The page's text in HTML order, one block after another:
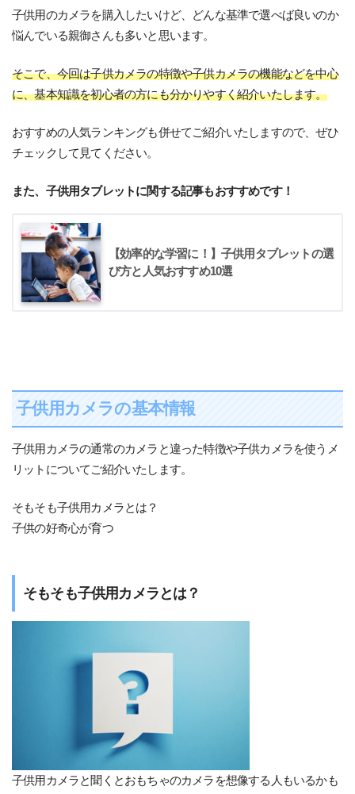
子供用のカメラを購入したいけど、どんな基準で選べば良いのか
悩んでいる親御さんも多いと思います。
そこで、今回は子供カメラの特徴や子供カメラの機能などを中心
に、基本知識を初心者の方にも分かりやすく紹介いたします。
おすすめの人気ランキングも併せてご紹介いたしますので、ぜひ
チェックして見てください。
また、子供用タブレットに関する記事もおすすめです！
【効率的な学習に！】子供用タブレットの選
び方と人気おすすめ10選
子供用カメラの基本情報
子供用カメラの通常のカメラと違った特徴や子供カメラを使うメ
リットについてご紹介いたします。
そもそも子供用カメラとは？
子供の好奇心が育つ
そもそも子供用カメラとは？
子供用カメラと聞くとおもちゃのカメラを想像する人もいるかも